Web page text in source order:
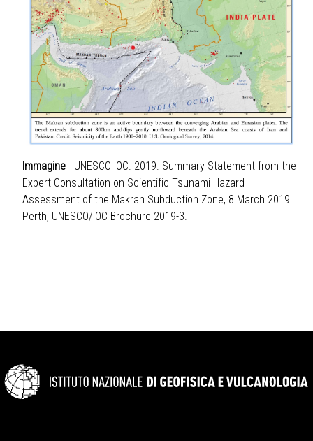
Immagine - UNESCO-IOC. 2019. Summary Statement from the
Expert Consultation on Scientific Tsunami Hazard
Assessment of the Makran Subduction Zone, 8 March 2019.
Perth, UNESCO/IOC Brochure 2019-3.